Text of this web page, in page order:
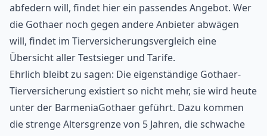
abfedern will, findet hier ein passendes Angebot. Wer
die Gothaer noch gegen andere Anbieter abwägen
will, findet im Tierversicherungsvergleich eine
Übersicht aller Testsieger und Tarife.
Ehrlich bleibt zu sagen: Die eigenständige Gothaer-
Tierversicherung existiert so nicht mehr, sie wird heute
unter der BarmeniaGothaer geführt. Dazu kommen
die strenge Altersgrenze von 5 Jahren, die schwache